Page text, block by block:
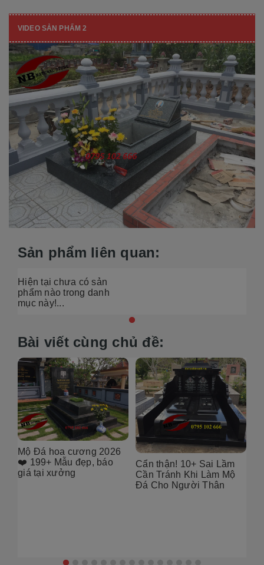
VIDEO SẢN PHẨM 2
Sản phẩm liên quan:
Hiện tại chưa có sản
phẩm nào trong danh
mục này!...
Bài viết cùng chủ đề:
Cẩn thận! 10+ Sai Lầm
Cần Tránh Khi Làm Mộ
[101++ Mẫu] Biển Hiệu
Đá Khối Đẹp Cho Công
Ty, Resort & Đô Thị Mới